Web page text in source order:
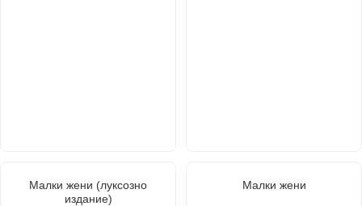
Малки жени (луксозно
издание)
Малки жени